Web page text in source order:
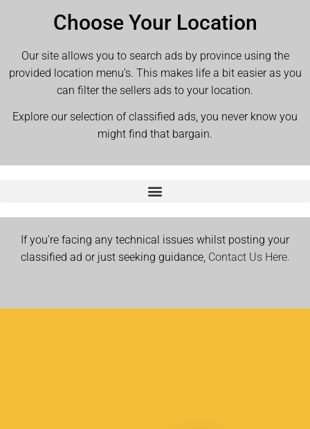
Choose Your Location
Our site allows you to search ads by province using the
provided location menu’s. This makes life a bit easier as you
can filter the sellers ads to your location.
Explore our selection of classified ads, you never know you
might find that bargain.
If you’re facing any technical issues whilst posting your
classified ad or just seeking guidance, Contact Us Here.